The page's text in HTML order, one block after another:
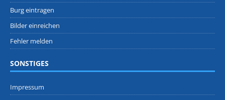
Burg eintragen
Bilder einreichen
Fehler melden
SONSTIGES
Impressum